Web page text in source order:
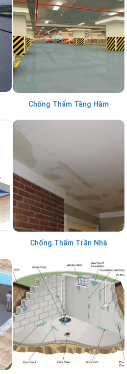
Chống Thấm Tầng Hầm
Chống Thấm Trần Nhà